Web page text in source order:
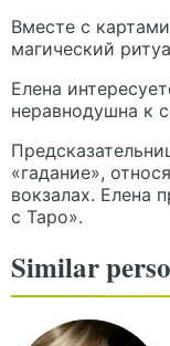
Вместе с
магический
Елена
неравнодушна к
«гадание»,
вокзалах. Елена
с Таро».
Similar